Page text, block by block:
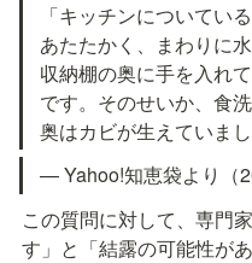
「キッチンについてい
あたたかく、まわりに
収納棚の奥に手を入れ
です。そのせいか、食
奥はカビが生えていまし
— Yahoo!知恵袋より（
この質問に対して、専門
す」と「結露の可能性が